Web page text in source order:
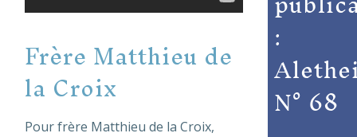
Frère Matthieu de
la Croix
Pour frère Matthieu de la Croix,
:
N° 68